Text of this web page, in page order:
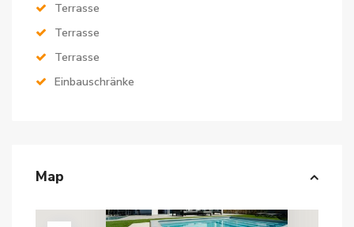
Terrasse
Terrasse
Terrasse
Einbauschränke
Map